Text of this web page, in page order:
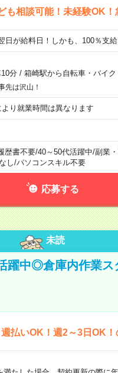
も相談可能！未経験OK！
日が給料日！しかも、100％支
分/ 箱崎駅から自転車・バイク
先は沢山！
り就業時間は異なります
歴書不要/40～50代活躍中/副業
し/パソコンスキル不要
応募する
未読
躍中◎倉庫内作業ス
払いOK！週2～3日OK！